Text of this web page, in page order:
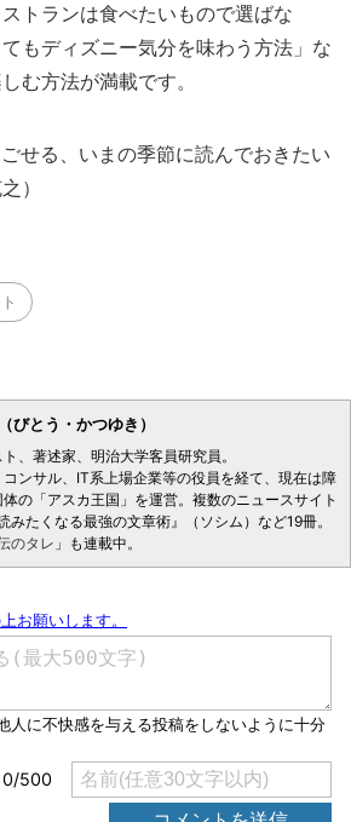
トランは食べたいもので選ばな
もディズニー気分を味わう方法」な
む方法が満載です。
せる、いまの季節に読んでおきたい
）
びとう・かつゆき）
、著述家、明治大学客員研究員。
ンサル、IT系上場企業等の役員を経て、現在は障
の「アスカ王国」を運営。複数のニュースサイト
みたくなる最強の文章術』（ソシム）など19冊。
のタレ 」も連載中。